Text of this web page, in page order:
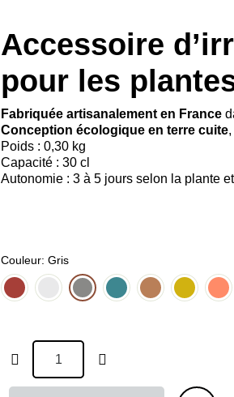
Accessoire
pour les
Fabriquée artisanalement en France
Conception écologique en terre cuite
Poids : 0,30 kg
Capacité : 30 cl
Autonomie : 3 à 5 jours selon la plante
Couleur Gris